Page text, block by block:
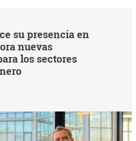
su presencia en
nuevas
los sectores